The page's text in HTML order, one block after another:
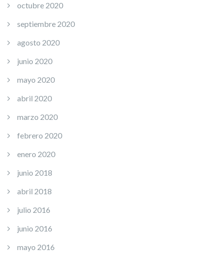
octubre 2020
septiembre 2020
agosto 2020
junio 2020
mayo 2020
abril 2020
marzo 2020
febrero 2020
enero 2020
junio 2018
abril 2018
julio 2016
junio 2016
mayo 2016